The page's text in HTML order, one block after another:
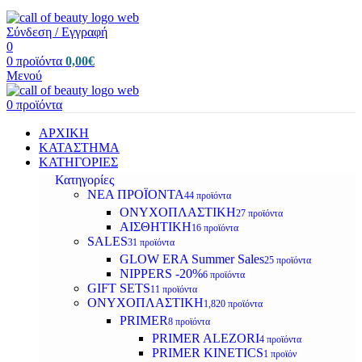
Σύνδεση / Εγγραφή
0
0 προϊόντα 0,00€
Μενού
0 προϊόντα
ΑΡΧΙΚΗ
ΚΑΤΑΣΤΗΜΑ
ΚΑΤΗΓΟΡΙΕΣ
Κατηγορίες
ΝΕΑ ΠΡΟΪΟΝΤΑ44 προϊόντα
ΟΝΥΧΟΠΛΑΣΤΙΚΗ27 προϊόντα
ΑΙΣΘΗΤΙΚΗ16 προϊόντα
SALES31 προϊόντα
GLOW ERA Summer Sales25 προϊόντα
NIPPERS -20%6 προϊόντα
GIFT SETS11 προϊόντα
ΟΝΥΧΟΠΛΑΣΤΙΚΗ1,820 προϊόντα
PRIMER8 προϊόντα
PRIMER ALEZORI4 προϊόντα
PRIMER KINETICS1 προϊόν